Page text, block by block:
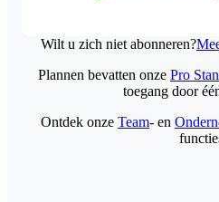
Wilt u zich niet abonneren?
Plannen bevatten onze Pro
toegang door
Ontdek onze Team- en